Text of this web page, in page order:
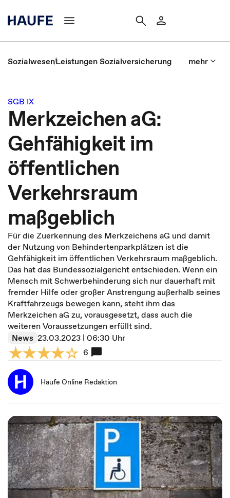
SozialwesenLeistungen Sozialversicherung mehr
SGB IX
Merkzeichen aG:
Gehfähigkeit im
öffentlichen
Verkehrsraum
maßgeblich
Für die Zuerkennung des Merkzeichens aG und damit
der Nutzung von Behindertenparkplätzen ist die
Gehfähigkeit im öffentlichen Verkehrsraum maßgeblich.
Das hat das Bundessozialgericht entschieden. Wenn ein
Mensch mit Schwerbehinderung sich nur dauerhaft mit
fremder Hilfe oder großer Anstrengung außerhalb seines
Kraftfahrzeugs bewegen kann, steht ihm das
Merkzeichen aG zu, vorausgesetzt, dass auch die
weiteren Voraussetzungen erfüllt sind.
News 23.03.2023 | 06:30 Uhr
6
Haufe Online Redaktion